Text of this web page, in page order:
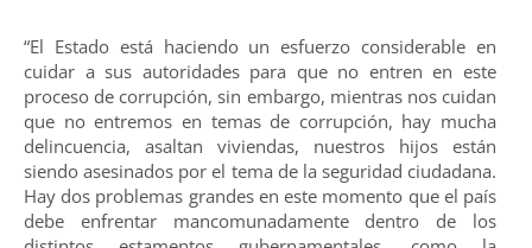
“El Estado está haciendo un esfuerzo considerable en
cuidar a sus autoridades para que no entren en este
proceso de corrupción, sin embargo, mientras nos cuidan
que no entremos en temas de corrupción, hay mucha
delincuencia, asaltan viviendas, nuestros hijos están
siendo asesinados por el tema de la seguridad ciudadana.
Hay dos problemas grandes en este momento que el país
debe enfrentar mancomunadamente dentro de los